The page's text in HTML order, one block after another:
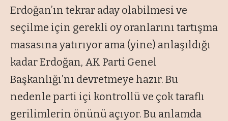
Erdoğan’ın tekrar aday olabilmesi ve
seçilme için gerekli oy oranlarını tartışma
masasına yatırıyor ama (yine) anlaşıldığı
kadar Erdoğan, AK Parti Genel
Başkanlığı’nı devretmeye hazır. Bu
nedenle parti içi kontrollü ve çok taraflı
gerilimlerin önünü açıyor. Bu anlamda